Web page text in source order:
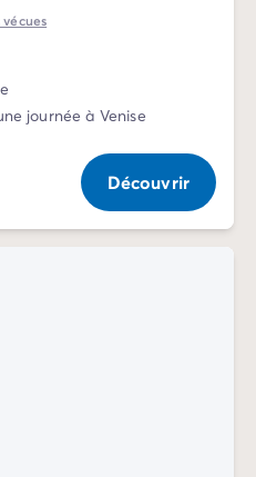
journée à Venise
Découvrir